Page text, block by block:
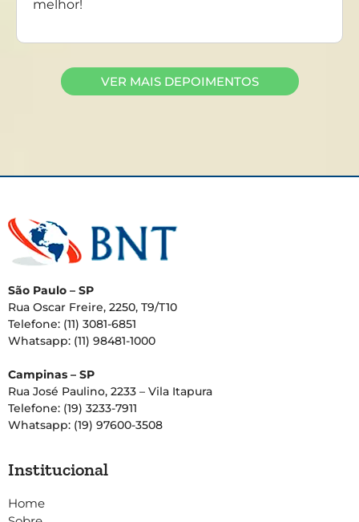
melhor!
VER MAIS DEPOIMENTOS
São Paulo – SP
Rua Oscar Freire, 2250, T9/T10
Telefone: (11) 3081-6851
Whatsapp: (11) 98481-1000
Campinas – SP
Rua José Paulino, 2233 – Vila Itapura
Telefone: (19) 3233-7911
Whatsapp: (19) 97600-3508
Institucional
Home